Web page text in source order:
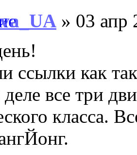
» 03 апр
ссылки как
все три
класса.